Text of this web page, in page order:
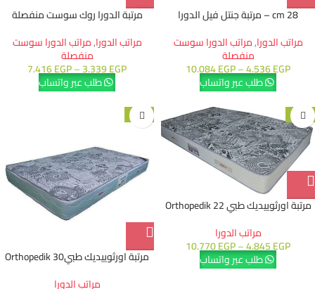
28 cm – مرتبة جنتل فيل الدورا
مراتب الدورا,مراتب الدورا سوست
منفصلة
4.536EGP
–
10.084EGP
طلب عبر واتساب
مرتبة الدورا روك سوست منفصلة
مراتب الدورا,مراتب الدورا سوست
منفصلة
3.339EGP
–
7.416EGP
طلب عبر واتساب
-15%
مرتبة اورثوييديك طبي 22 Orthopedik
مراتب الدورا
4.845EGP
–
10.770EGP
طلب عبر واتساب
-15%
مرتبة اورثوييديك طبي30 Orthopedik
مراتب الدورا